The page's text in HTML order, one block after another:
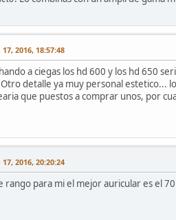
2016, 18:57:48
a ciegas los hd 600 y los hd 650
detalle ya muy personal estetico...
que puestos a comprar unos, por
2016, 20:20:24
rango para mi el mejor auricular es el